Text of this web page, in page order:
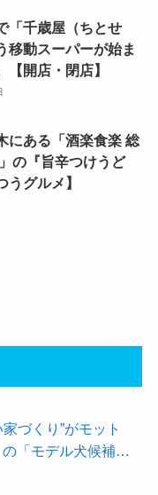
「千歳屋（ちとせ
移動スーパーが始ま
【開店・閉店】
にある「酒楽食楽 総
の『旨辛つけうど
うグルメ】
づくり”がモット
「モデル犬候補」
ーマ別 住宅相談